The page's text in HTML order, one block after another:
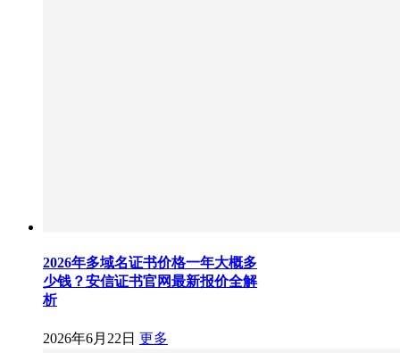
2026年多域名证书价格一年大概多
少钱？安信证书官网最新报价全解
析
2026年6月22日 更多